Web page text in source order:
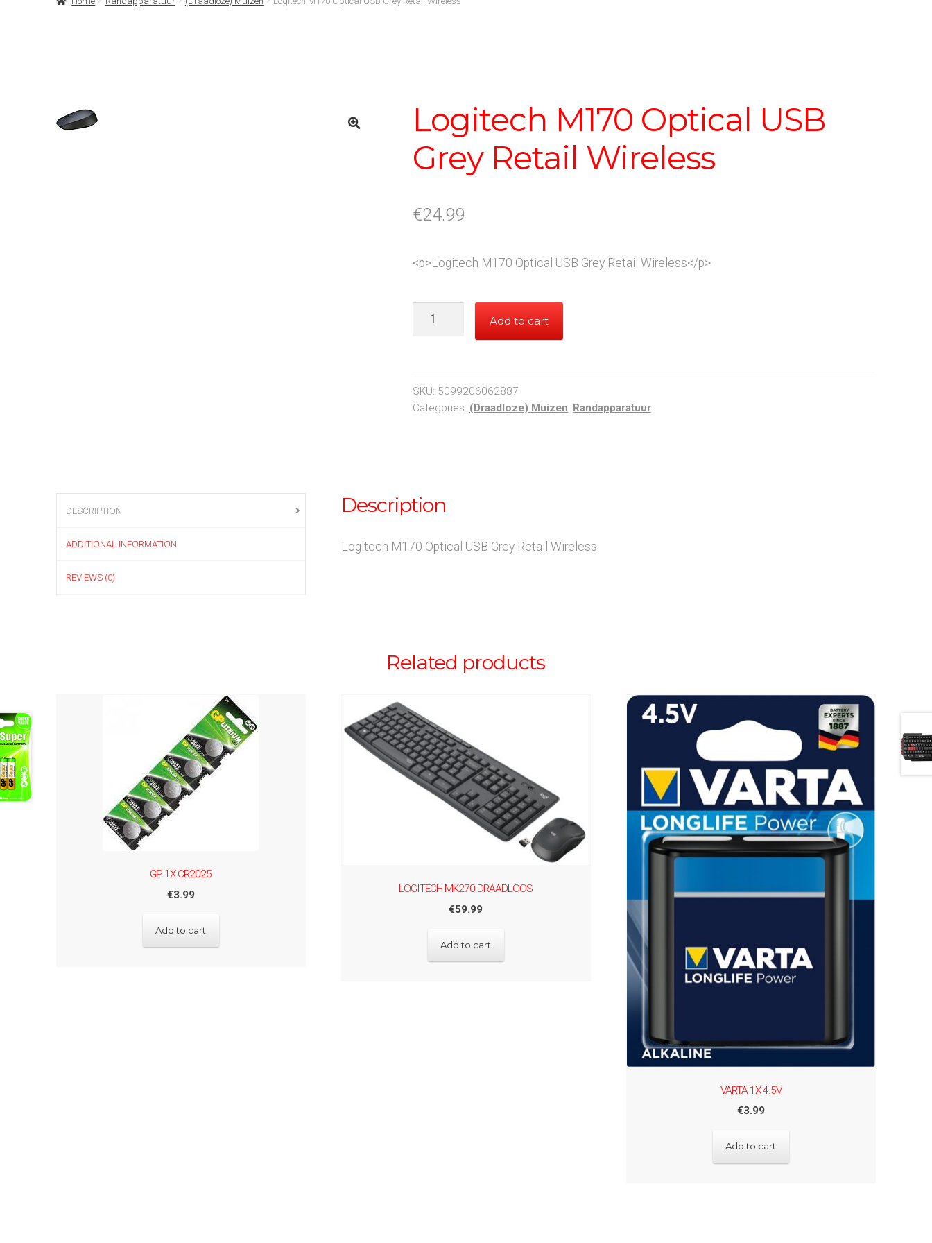
Logitech M170 Optical USB
Grey Retail Wireless
€24.99
<p>Logitech M170 Optical USB Grey Retail Wireless</p>
Logitech
Grey
Retail
Add to cart
SKU: 5099206062887
Categories: (Draadloze) Muizen, Randapparatuur
DESCRIPTION
ADDITIONAL INFORMATION
REVIEWS (0)
Description
Logitech M170 Optical USB Grey Retail Wireless
Related products
GP 1X CR2025
€3.99
Add to cart
LOGITECH MK270 DRAADLOOS
€59.99
Add to cart
VARTA 1X 4.5V
€3.99
Add to cart